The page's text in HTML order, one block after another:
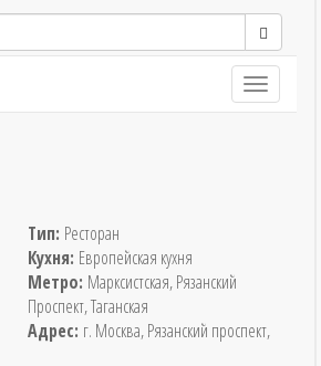
Навигация
Тип: Ресторан
Кухня: Европейская кухня
Метро: Марксистская, Рязанский
Проспект, Таганская
Адрес: г. Москва, Рязанский проспект,